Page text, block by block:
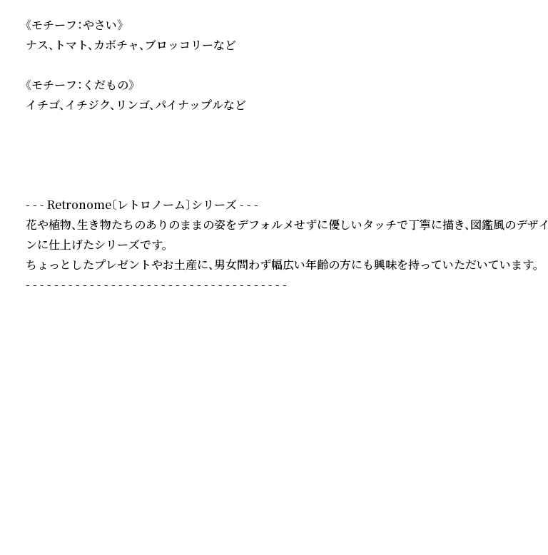
《モチーフ：やさい》
ナス、トマト、カボチャ、ブロッコリーなど
《モチーフ：くだもの》
イチゴ、イチジク、リンゴ、パイナップルなど
- - - Retronome〔レトロノーム〕シリーズ - - -
花や植物、生き物たちのありのままの姿をデフォルメせずに優しいタッチで丁寧に描き、図鑑風のデザイ
ンに仕上げたシリーズです。
ちょっとしたプレゼントやお土産に、男女問わず幅広い年齢の方にも興味を持っていただいています。
- - - - - - - - - - - - - - - - - - - - - - - - - - - - - - - - - - - - -